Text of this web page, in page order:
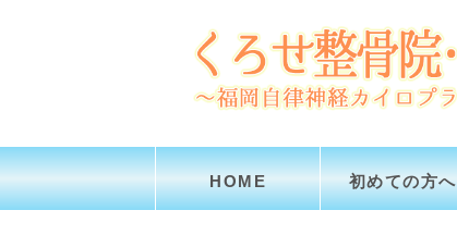
HOME 初めての方へ